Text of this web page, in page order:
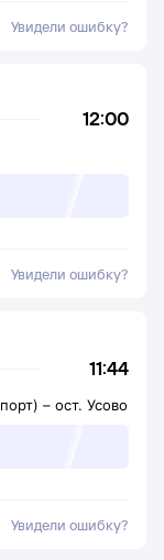
Увидели ошибку?
12:00
Увидели ошибку?
11:44
– ост. Усово
Увидели ошибку?